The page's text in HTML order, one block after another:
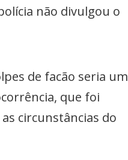
não divulgou o
de facão seria um
que foi
circunstâncias do